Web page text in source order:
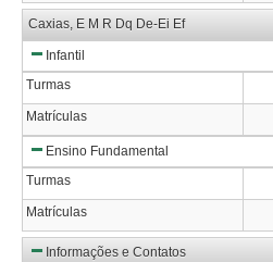
Caxias, E M R Dq De-Ei Ef
Infantil
Turmas
Matrículas
Ensino Fundamental
Turmas
Matrículas
Informações e Contatos